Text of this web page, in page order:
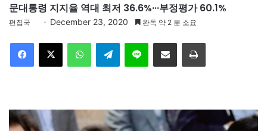
문대통령 지지율 역대 최저 36.6%···부정평가 60.1%
편집국 December 23, 2020 완독 약 2 분 소요
Telegram 이메일